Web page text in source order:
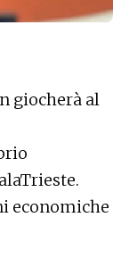
giocherà al
economiche